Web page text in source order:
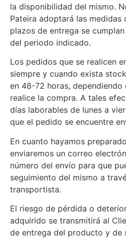
la disponibilidad del mismo.
Pateira adoptará las
plazos de entrega se
del periodo indicado.
Los pedidos que se realicen
siempre y cuando exista
en 48-72 horas, dependiendo
realice la compra. A tales
días laborables de lunes a
que el pedido se encuentre
En cuanto hayamos
enviaremos un correo
número del envío para que
seguimiento del mismo a
transportista.
El riesgo de pérdida o
adquirido se transmitirá al
de entrega del producto y de